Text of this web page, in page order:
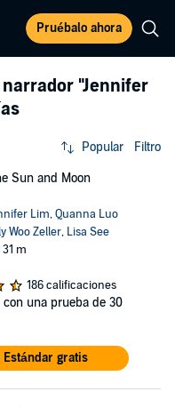
Pruébalo ahora
"Jennifer
Popular Filtro
Sun and Moon
Lim,Quanna Luo
Woo Zeller, Lisa See
m
186 calificaciones
con una prueba de 30
Estándar gratis